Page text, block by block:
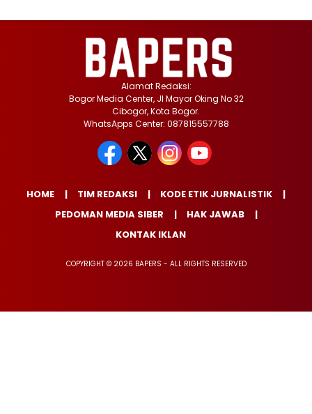
Alamat Redaksi:
Bogor Media Center, Jl Mayor Oking No 32
Cibogor, Kota Bogor.
WhatsApps Center: 087815557788
HOME TIM REDAKSI
KODE ETIK JURNALISTIK
PEDOMAN MEDIA SIBER
HAK JAWAB
KONTAK IKLAN
COPYRIGHT © 2026 BAPERS - ALL RIGHTS RESERVED